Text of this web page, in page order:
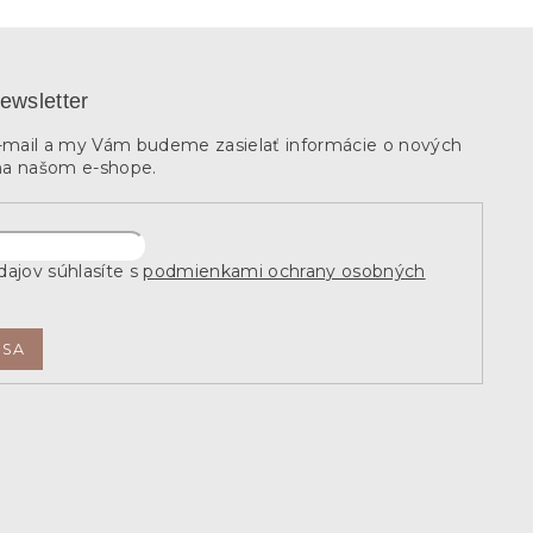
a my Vám budeme zasielať informácie o nových
našom e-shope.
súhlasíte spodmienkami ochrany osobných
SA